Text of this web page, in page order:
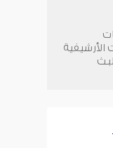
الأرشيفية